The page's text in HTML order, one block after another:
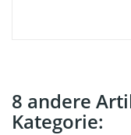
8 andere
Kategorie: